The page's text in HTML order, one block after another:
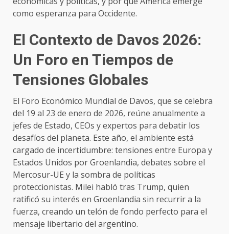
como esperanza para Occidente.
El Contexto de Davos 2026:
Un Foro en Tiempos de
Tensiones Globales
El Foro Económico Mundial de Davos, que se celebra
del 19 al 23 de enero de 2026, reúne anualmente a
jefes de Estado, CEOs y expertos para debatir los
desafíos del planeta. Este año, el ambiente está
cargado de incertidumbre: tensiones entre Europa y
Estados Unidos por Groenlandia, debates sobre el
Mercosur-UE y la sombra de políticas
proteccionistas. Milei habló tras Trump, quien
ratificó su interés en Groenlandia sin recurrir a la
fuerza, creando un telón de fondo perfecto para el
mensaje libertario del argentino.